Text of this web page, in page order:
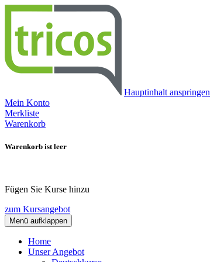
Hauptinhalt anspringen
Mein Konto
Merkliste
Warenkorb
Warenkorb ist leer
Fügen Sie Kurse hinzu
zum Kursangebot
Menü aufklappen
Home
Unser Angebot